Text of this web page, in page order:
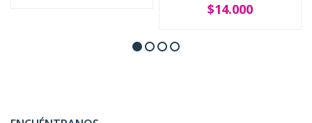
$14.000